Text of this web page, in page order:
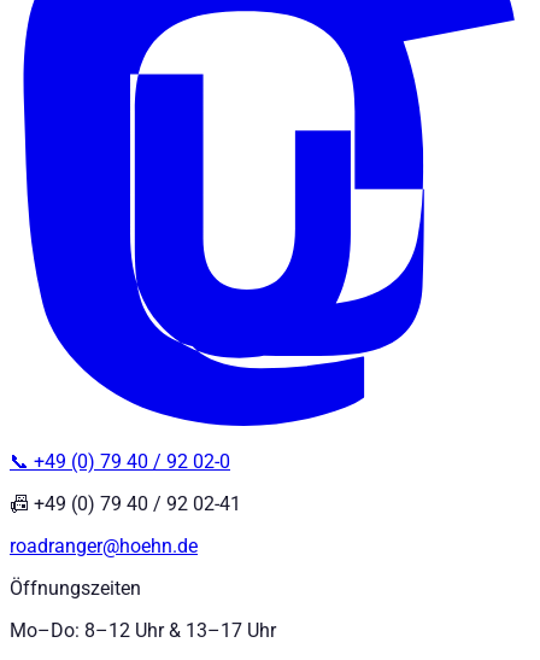
📞 +49 (0) 79 40 / 92 02-0
📠 +49 (0) 79 40 / 92 02-41
roadranger@hoehn.de
Öffnungszeiten
Mo–Do: 8–12 Uhr & 13–17 Uhr